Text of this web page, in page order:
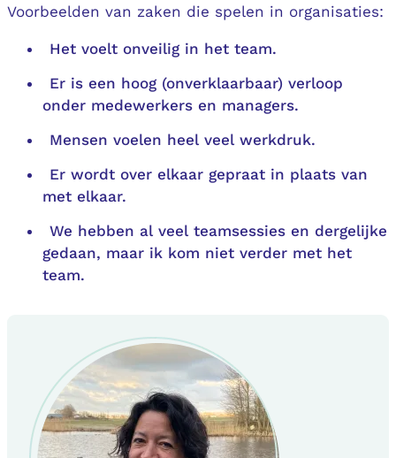
Voorbeelden van zaken die spelen in organisaties:
Het voelt onveilig in het team.
Er is een hoog (onverklaarbaar) verloop
onder medewerkers en managers.
Mensen voelen heel veel werkdruk.
Er wordt over elkaar gepraat in plaats van
met elkaar.
We hebben al veel teamsessies en dergelijke
gedaan, maar ik kom niet verder met het
team.